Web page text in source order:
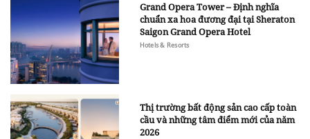
Grand Opera Tower – Định nghĩa
chuẩn xa hoa đương đại tại Sheraton
Saigon Grand Opera Hotel
Hotels & Resorts
Thị trường bất động sản cao cấp toàn
cầu và những tâm điểm mới của năm
2026